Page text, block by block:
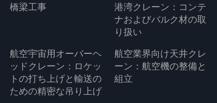
橋梁工事
港湾クレーン：コンテ
ナおよびバルク材の取
り扱い
航空宇宙用オーバーヘ
ッドクレーン：ロケッ
トの打ち上げと輸送の
ための精密な吊り上げ
航空業界向け天井クレ
ーン：航空機の整備と
組立